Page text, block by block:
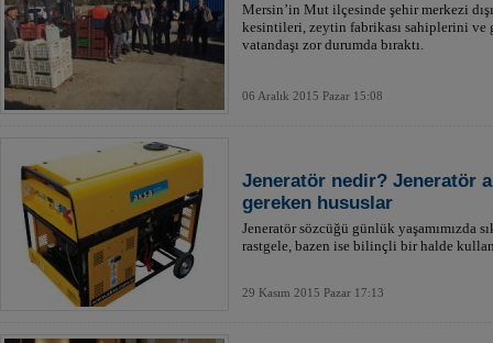
Mersin’in Mut ilçesinde şehir merkezi
kesintileri, zeytin fabrikası sahiplerini ve
vatandaşı zor durumda bıraktı.
06 Aralık 2015 Pazar 15:08
Jeneratör nedir? Jeneratör
gereken hususlar
Jeneratör sözcüğü günlük yaşamımızda
rastgele, bazen ise bilinçli bir halde
29 Kasım 2015 Pazar 17:13